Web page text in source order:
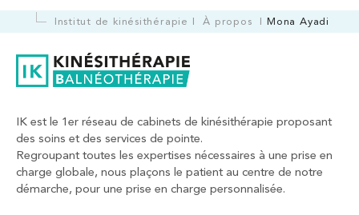
Institut de kinésithérapie À propos Mona Ayadi
IK est le 1er réseau de cabinets de kinésithérapie proposant
des soins et des services de pointe.
Regroupant toutes les expertises nécessaires à une prise en
charge globale, nous plaçons le patient au centre de notre
démarche, pour une prise en charge personnalisée.
5 Rue Monge 92170 Vanves
01 46 44 33 92
PRENDRE RDV
PRENDRE RDV
IK Paris 7 Saint Germain
199 Bd Saint-Germain 75007 Paris
Kinésithérapie